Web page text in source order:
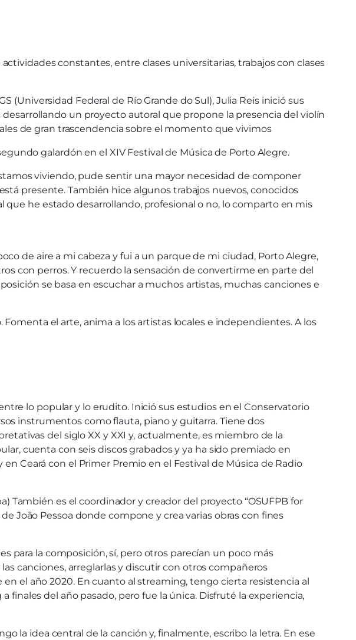
constantes, entre clases universitarias, trabajos con clases
(Universidad Federal de Río Grande do Sul), Julia Reis inició sus
un proyecto autoral que propone la presencia del violín
de gran trascendencia sobre el momento que vivimos
galardón en el XIV Festival de Música de Porto Alegre.
viviendo, pude sentir una mayor necesidad de componer
presente. También hice algunos trabajos nuevos, conocidos
he estado desarrollando, profesional o no, lo comparto en mis
de aire a mi cabeza y fui a un parque de mi ciudad, Porto Alegre,
con perros. Y recuerdo la sensación de convertirme en parte del
se basa en escuchar a muchos artistas, muchas canciones e
el arte, anima a los artistas locales e independientes. A los
lo popular y lo erudito. Inició sus estudios en el Conservatorio
instrumentos como flauta, piano y guitarra. Tiene dos
del siglo XX y XXI y, actualmente, es miembro de la
cuenta con seis discos grabados y ya ha sido premiado en
Ceará con el Primer Premio en el Festival de Música de Radio
También es el coordinador y creador del proyecto “OSUFPB for
João Pessoa donde compone y crea varias obras con fines
para la composición, sí, pero otros parecían un poco más
canciones, arreglarlas y discutir con otros compañeros
el año 2020. En cuanto al streaming, tengo cierta resistencia al
del año pasado, pero fue la única. Disfruté la experiencia,
la idea central de la canción y, finalmente, escribo la letra. En ese